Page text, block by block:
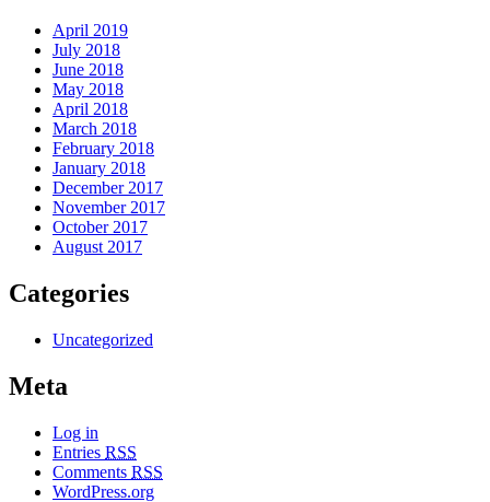
April 2019
July 2018
June 2018
May 2018
April 2018
March 2018
February 2018
January 2018
December 2017
November 2017
October 2017
August 2017
Categories
Uncategorized
Meta
Log in
Entries RSS
Comments RSS
WordPress.org